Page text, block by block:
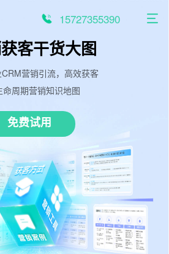
15727355390
营销+Agent
让增长触手可及